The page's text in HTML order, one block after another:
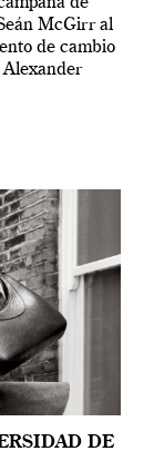
McGirr al
de cambio
Alexander
[…]
DE